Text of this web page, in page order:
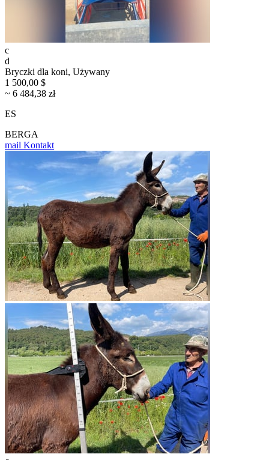
c
d
Bryczki dla koni, Używany
1 500,00 $
~ 6 484,38 zł
ES
BERGA
mail Kontakt